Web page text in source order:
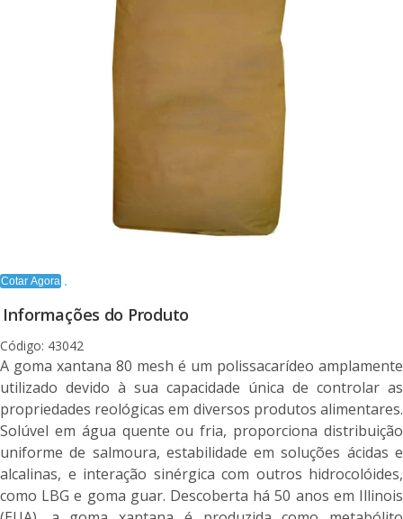
Cotar Agora
Informações do Produto
Código: 43042
A goma xantana 80 mesh é um polissacarídeo amplamente
utilizado devido à sua capacidade única de controlar as
propriedades reológicas em diversos produtos alimentares.
Solúvel em água quente ou fria, proporciona distribuição
uniforme de salmoura, estabilidade em soluções ácidas e
alcalinas, e interação sinérgica com outros hidrocolóides,
como LBG e goma guar. Descoberta há 50 anos em Illinois